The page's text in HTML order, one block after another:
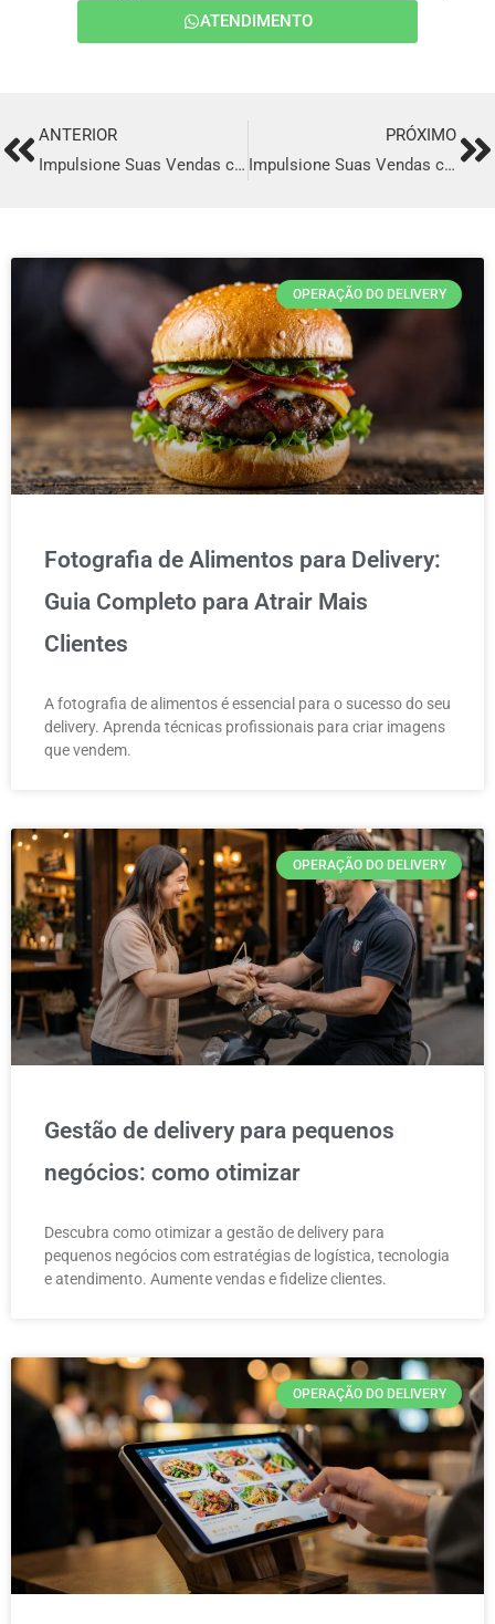
ATENDIMENTO
PrevANTERIOR
Impulsione Suas Vendas com o Melhor Sistema de Delivery em Boa Viagem
PRÓXIMO
Impulsione Suas Vendas com o Melhor Sistema de Delivery em Tucano
OPERAÇÃO DO DELIVERY
Fotografia de Alimentos para Delivery:
Guia Completo para Atrair Mais
Clientes
A fotografia de alimentos é essencial para o sucesso do seu
delivery. Aprenda técnicas profissionais para criar imagens
que vendem.
OPERAÇÃO DO DELIVERY
Gestão de delivery para pequenos
negócios: como otimizar
Descubra como otimizar a gestão de delivery para
pequenos negócios com estratégias de logística, tecnologia
e atendimento. Aumente vendas e fidelize clientes.
OPERAÇÃO DO DELIVERY